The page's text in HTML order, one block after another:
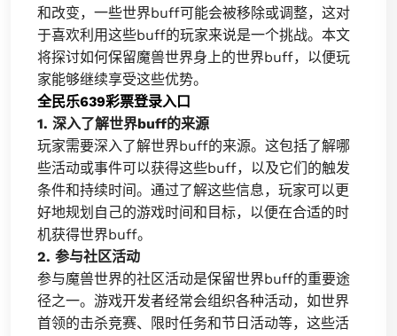
和改变，一些世界buff可能会被移除或调整，这对
于喜欢利用这些buff的玩家来说是一个挑战。本文
将探讨如何保留魔兽世界身上的世界buff，以便玩
家能够继续享受这些优势。
全民乐639彩票登录入口
1. 深入了解世界buff的来源
玩家需要深入了解世界buff的来源。这包括了解哪
些活动或事件可以获得这些buff，以及它们的触发
条件和持续时间。通过了解这些信息，玩家可以更
好地规划自己的游戏时间和目标，以便在合适的时
机获得世界buff。
2. 参与社区活动
参与魔兽世界的社区活动是保留世界buff的重要途
径之一。游戏开发者经常会组织各种活动，如世界
首领的击杀竞赛、限时任务和节日活动等，这些活